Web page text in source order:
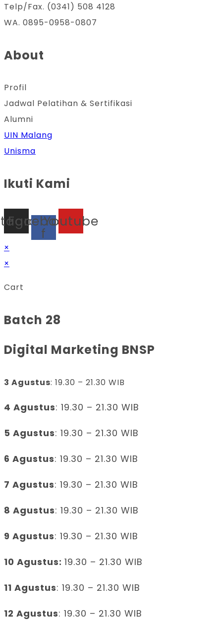
Telp/Fax. (0341) 508 4128
WA. 0895-0958-0807
About
Profil
Jadwal Pelatihan & Sertifikasi
Alumni
UIN Malang
Unisma
Ikuti Kami
Facebook-
f
Youtube
×
×
Cart
Batch 28
Digital Marketing BNSP
3 Agustus: 19.30 – 21.30 WIB
4 Agustus: 19.30 – 21.30 WIB
5 Agustus: 19.30 – 21.30 WIB
6 Agustus: 19.30 – 21.30 WIB
7 Agustus: 19.30 – 21.30 WIB
8 Agustus: 19.30 – 21.30 WIB
9 Agustus: 19.30 – 21.30 WIB
10 Agustus: 19.30 – 21.30 WIB
11 Agustus: 19.30 – 21.30 WIB
12 Agustus: 19.30 – 21.30 WIB